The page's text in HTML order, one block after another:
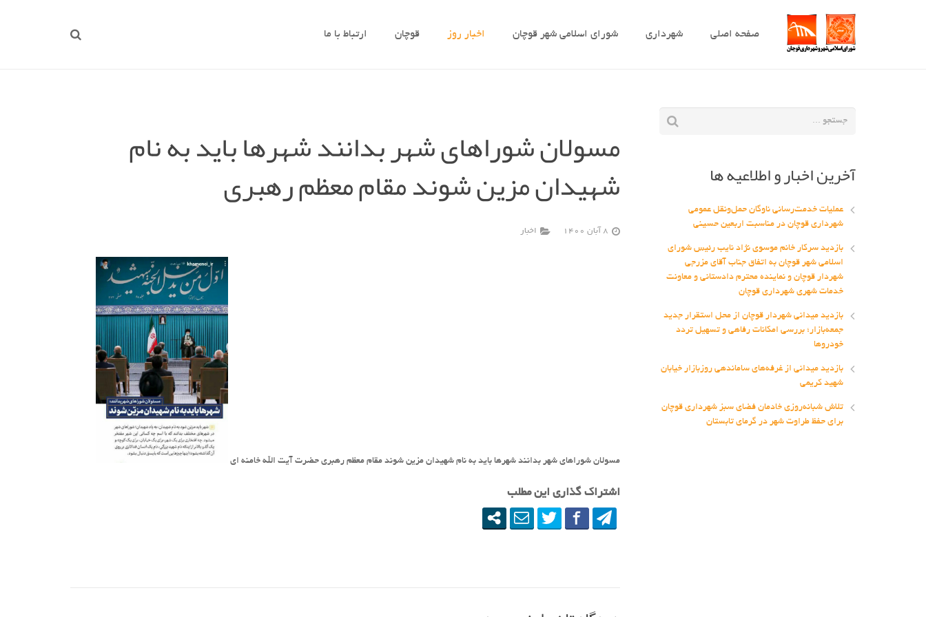
صفحه اصلی شهرداری شورای اسلامی شهر قوچان اخبار روز قوچان ارتباط با ما
مسولان شوراهای شهر بدانند شهرها باید به نام
شهیدان مزین شوند مقام معظم رهبری
8 آبان 1400 اخبار
مسولان شوراهای شهر بدانند شهرها باید به نام شهیدان مزین شوند مقام معظم رهبری حضرت آیت الله خامنه ای
اشتراک گذاری این مطلب
آخرین اخبار و اطلاعیه ها
عملیات خدمت‌رسانی ناوگان حمل‌ونقل عمومی
شهرداری قوچان در مناسبت اربعین حسینی
بازدید سرکار خانم موسوی نژاد نایب رئیس شورای
اسلامی شهر قوچان به اتفاق جناب آقای مزرجی
شهردار قوچان و نماینده محترم دادستانی و معاونت
خدمات شهری شهرداری قوچان
بازدید میدانی شهردار قوچان از محل استقرار جدید
جمعه‌بازار؛ بررسی امکانات رفاهی و تسهیل تردد
خودروها
بازدید میدانی از غرفه‌های ساماندهی روزبازار خیابان
شهید کریمی
تلاش شبانه‌روزی خادمان فضای سبز شهرداری قوچان
برای حفظ طراوت شهر در گرمای تابستان